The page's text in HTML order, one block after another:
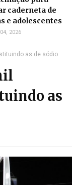
caderneta de
e adolescentes
2026
as de sódio
as